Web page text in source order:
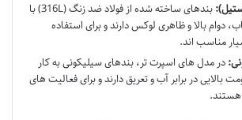
بندهای ساخته شده از فولاد ضد زنگ (316L) با
دوام بالا و ظاهری لوکس دارند و برای استفاده
مناسب اند.
در مدل های اسپرت تر، بندهای سیلیکونی به کار
بالایی در برابر آب و تعریق دارند و برای فعالیت های